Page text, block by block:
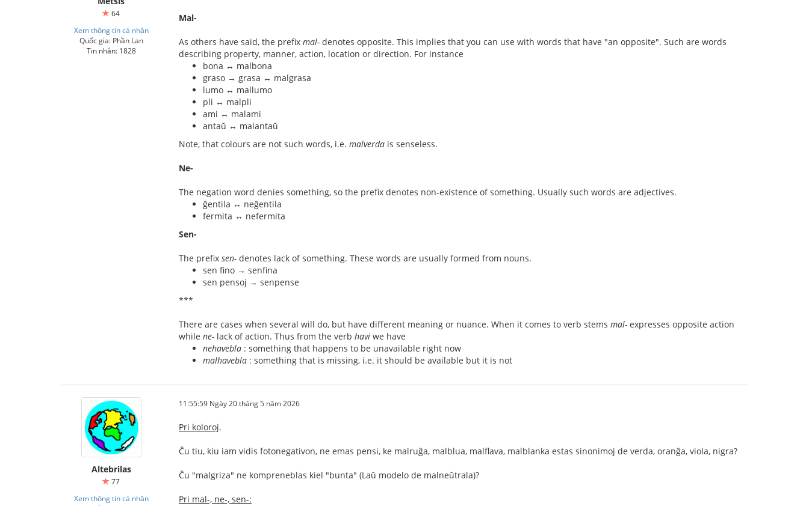
64
Xem thông tin cá nhân
Quốc gia: Phần Lan
Tin nhắn: 1828
Mal-
As others have said, the prefix mal- denotes opposite. This implies that you can use with words that have "an opposite". Such are words
describing property, manner, action, location or direction. For instance
bona ↔ malbona
graso → grasa ↔ malgrasa
lumo ↔ mallumo
pli ↔ malpli
ami ↔ malami
antaŭ ↔ malantaŭ
Note, that colours are not such words, i.e. malverda is senseless.
Ne-
The negation word denies something, so the prefix denotes non-existence of something. Usually such words are adjectives.
ĝentila ↔ neĝentila
fermita ↔ nefermita
Sen-
The prefix sen- denotes lack of something. These words are usually formed from nouns.
sen fino → senfina
sen pensoj → senpense
***
There are cases when several will do, but have different meaning or nuance. When it comes to verb stems mal- expresses opposite action
while ne- lack of action. Thus from the verb havi we have
nehavebla : something that happens to be unavailable right now
malhavebla : something that is missing, i.e. it should be available but it is not
Altebrilas
77
Xem thông tin cá nhân
11:55:59 Ngày 20 tháng 5 năm 2026
Pri koloroj.
Ĉu tiu, kiu iam vidis fotonegativon, ne emas pensi, ke malruĝa, malblua, malflava, malblanka estas sinonimoj de verda, oranĝa, viola, nigra?
Ĉu "malgriza" ne kompreneblas kiel "bunta" (Laŭ modelo de malneŭtrala)?
Pri mal-, ne-, sen-: